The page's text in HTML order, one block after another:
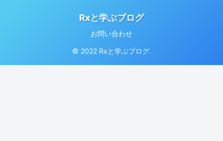
Rxと学ぶブログ
お問い合わせ
© 2022 Rxと学ぶブログ.